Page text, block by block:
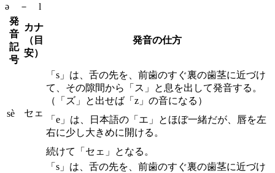
ə － l
発
音
記
号
カナ
（目
安）
発音の仕方
sè セェ
「s」は、舌の先を、前歯のすぐ裏の歯茎に近づけ
て、その隙間から「ス」と息を出して発音する。
（「ズ」と出せば「z」の音になる）
「e」は、日本語の「エ」とほぼ一緒だが、唇を左
右に少し大きめに開ける。
続けて「セェ」となる。
「s」は、舌の先を、前歯のすぐ裏の歯茎に近づけ